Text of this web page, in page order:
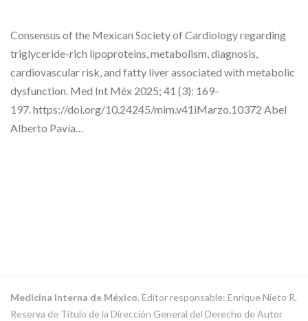
Consensus of the Mexican Society of Cardiology regarding
triglyceride-rich lipoproteins, metabolism, diagnosis,
cardiovascular risk, and fatty liver associated with metabolic
dysfunction. Med Int Méx 2025; 41 (3): 169-
197. https://doi.org/10.24245/mim.v41iMarzo.10372 Abel
Alberto Pavía…
Medicina Interna de México.Editor responsable: Enrique Nieto R.
Reserva de Título de la Dirección General del Derecho de Autor